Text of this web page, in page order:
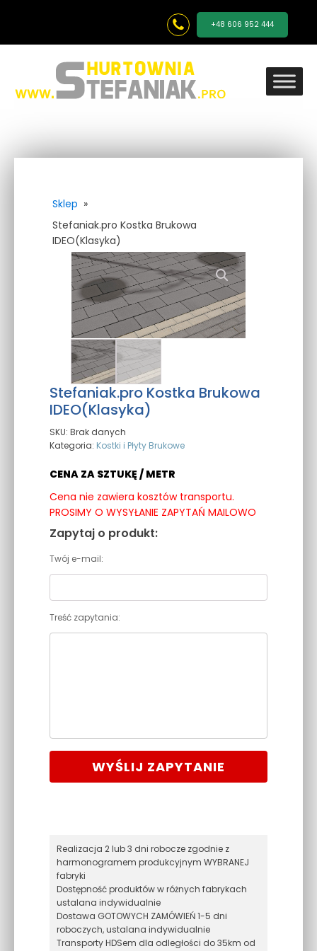
+48 606 952 444
Sklep »
Stefaniak.pro Kostka Brukowa
IDEO(Klasyka)
Stefaniak.pro Kostka Brukowa
IDEO(Klasyka)
SKU: Brak danych
Kategoria: Kostki i Płyty Brukowe
CENA ZA SZTUKĘ / METR
Cena nie zawiera kosztów transportu.
PROSIMY O WYSYŁANIE ZAPYTAŃ MAILOWO
Zapytaj o produkt:
Twój e-mail:
Treść zapytania:
WYŚLIJ ZAPYTANIE
Realizacja 2 lub 3 dni robocze zgodnie z
harmonogramem produkcyjnym WYBRANEJ
fabryki
Dostępność produktów w różnych fabrykach
ustalana indywidualnie
Dostawa GOTOWYCH ZAMÓWIEŃ 1-5 dni
roboczych, ustalana indywidualnie
Transporty HDSem dla odległości do 35km od